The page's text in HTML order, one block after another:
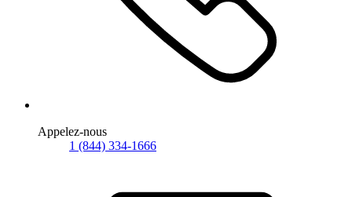
Appelez-nous
1 (844) 334-1666